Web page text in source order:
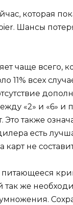
которая
Шансы
чаще всего,
11% всех
«2» и «6» и
Это также
дилера есть
не
так же